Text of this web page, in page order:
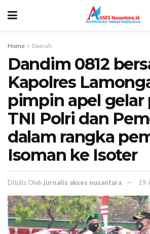
Home Daerah
Dandim 0812
Kapolres
pimpin apel gelar
TNI Polri dan
dalam rangka
Isoman ke Isoter
Ditulis Oleh jurnalis akses nusantara 19